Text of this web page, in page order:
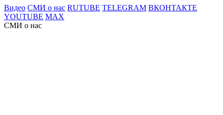
Видео СМИ о нас RUTUBE TELEGRAM ВКОНТАКТЕ
YOUTUBE MAX
СМИ о нас